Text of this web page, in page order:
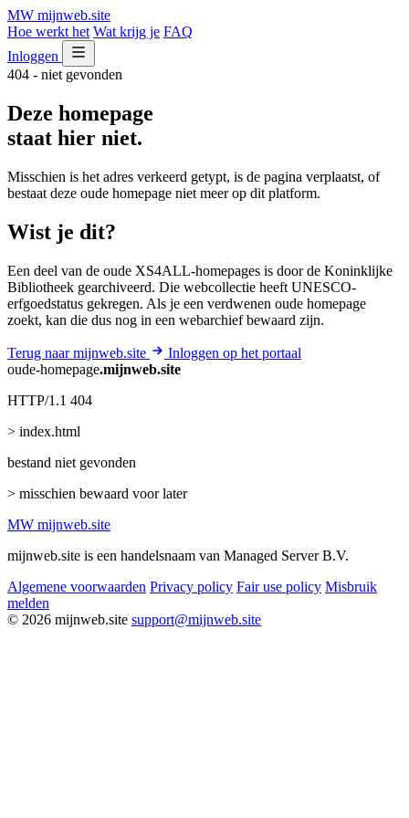
MW mijnweb.site
Hoe werkt het Wat krijg je FAQ
Inloggen
404 - niet gevonden
Deze homepage
staat hier niet.
Misschien is het adres verkeerd getypt, is de pagina verplaatst, of
bestaat deze oude homepage niet meer op dit platform.
Wist je dit?
Een deel van de oude XS4ALL-homepages is door de Koninklijke
Bibliotheek gearchiveerd. Die webcollectie heeft UNESCO-
erfgoedstatus gekregen. Als je een verdwenen oude homepage
zoekt, kan die dus nog in een webarchief bewaard zijn.
Terug naar mijnweb.site
Inloggen op het portaal
oude-homepage.mijnweb.site
HTTP/1.1 404
> index.html
bestand niet gevonden
> misschien bewaard voor later
MW mijnweb.site
mijnweb.site is een handelsnaam van Managed Server B.V.
Algemene voorwaarden Privacy policy Fair use policy Misbruik
melden
© 2026 mijnweb.site support@mijnweb.site